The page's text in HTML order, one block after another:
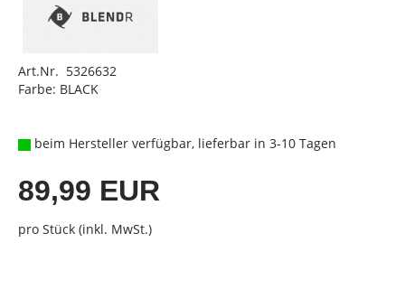
Art.Nr. 5326632
Farbe: BLACK
beim Hersteller verfügbar, lieferbar in 3-10 Tagen
89,99 EUR
pro Stück (inkl. MwSt.)